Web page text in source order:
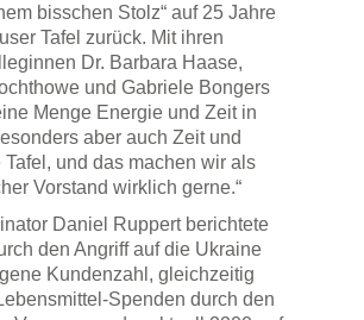
bisschen Stolz“ auf 25 Jahre
Tafel zurück. Mit ihren
Dr. Barbara Haase,
und Gabriele Bongers
Menge Energie und Zeit in
aber auch Zeit und
Tafel, und das machen wir als
Vorstand wirklich gerne.“
Daniel Ruppert berichtete
den Angriff auf die Ukraine
Kundenzahl, gleichzeitig
Spenden durch den